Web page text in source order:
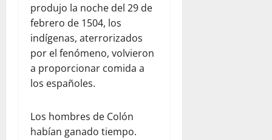
produjo la noche del 29 de
febrero de 1504, los
indígenas, aterrorizados
por el fenómeno, volvieron
a proporcionar comida a
los españoles.
Los hombres de Colón
habían ganado tiempo.